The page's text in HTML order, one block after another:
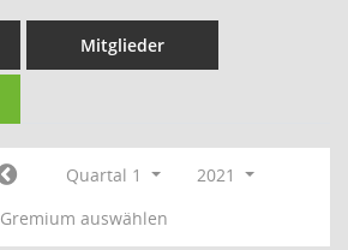
Mitglieder
Quartal 1
2021
Gremium auswählen